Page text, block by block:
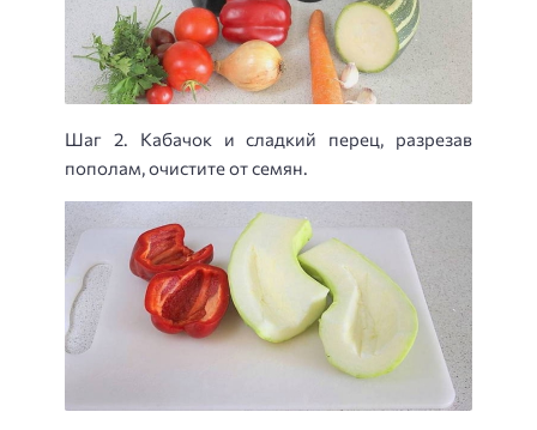
Шаг 2. Кабачок и сладкий перец, разрезав
пополам, очистите от семян.